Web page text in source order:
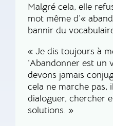
Malgré cela, elle
mot même d’«
bannir du
« Je dis toujours à
‘Abandonner est un
devons jamais
cela ne marche pas,
dialoguer, chercher
solutions. »